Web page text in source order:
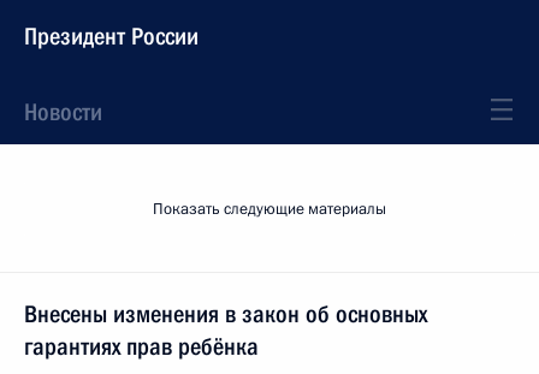
Президент России
Новости
Показать следующие материалы
Внесены изменения в закон об основных
гарантиях прав ребёнка